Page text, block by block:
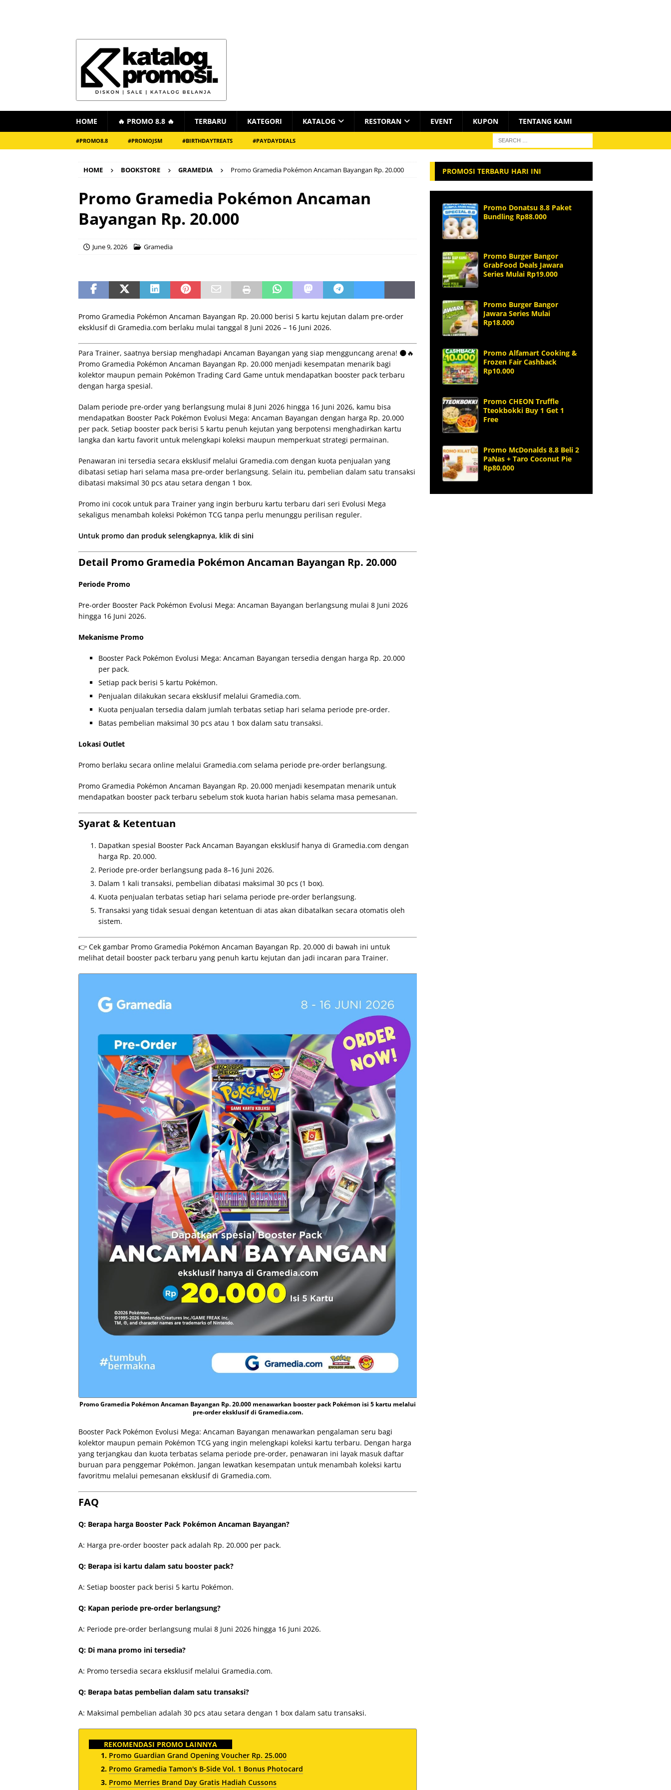
HOME 🔥 PROMO 8.8 🔥 TERBARU KATEGORI KATALOG RESTORAN EVENT KUPON TENTANG KAMI
#PROMO8.8 #PROMOJSM #BIRTHDAYTREATS #PAYDAYDEALS
HOME BOOKSTORE GRAMEDIA Promo Gramedia Pokémon Ancaman Bayangan Rp. 20.000
Promo Gramedia Pokémon Ancaman
Bayangan Rp. 20.000
June 9, 2026 Gramedia
Promo Gramedia Pokémon Ancaman Bayangan Rp. 20.000 berisi 5 kartu kejutan dalam pre-order
eksklusif di Gramedia.com berlaku mulai tanggal 8 Juni 2026 – 16 Juni 2026.
Para Trainer, saatnya bersiap menghadapi Ancaman Bayangan yang siap mengguncang arena! 🌑🔥
Promo Gramedia Pokémon Ancaman Bayangan Rp. 20.000 menjadi kesempatan menarik bagi
kolektor maupun pemain Pokémon Trading Card Game untuk mendapatkan booster pack terbaru
dengan harga spesial.
Dalam periode pre-order yang berlangsung mulai 8 Juni 2026 hingga 16 Juni 2026, kamu bisa
mendapatkan Booster Pack Pokémon Evolusi Mega: Ancaman Bayangan dengan harga Rp. 20.000
per pack. Setiap booster pack berisi 5 kartu penuh kejutan yang berpotensi menghadirkan kartu
langka dan kartu favorit untuk melengkapi koleksi maupun memperkuat strategi permainan.
Penawaran ini tersedia secara eksklusif melalui Gramedia.com dengan kuota penjualan yang
dibatasi setiap hari selama masa pre-order berlangsung. Selain itu, pembelian dalam satu transaksi
dibatasi maksimal 30 pcs atau setara dengan 1 box.
Promo ini cocok untuk para Trainer yang ingin berburu kartu terbaru dari seri Evolusi Mega
sekaligus menambah koleksi Pokémon TCG tanpa perlu menunggu perilisan reguler.
Untuk promo dan produk selengkapnya, klik di sini
Detail Promo Gramedia Pokémon Ancaman Bayangan Rp. 20.000
Periode Promo
Pre-order Booster Pack Pokémon Evolusi Mega: Ancaman Bayangan berlangsung mulai 8 Juni 2026
hingga 16 Juni 2026.
Mekanisme Promo
Booster Pack Pokémon Evolusi Mega: Ancaman Bayangan tersedia dengan harga Rp. 20.000
per pack.
Setiap pack berisi 5 kartu Pokémon.
Penjualan dilakukan secara eksklusif melalui Gramedia.com.
Kuota penjualan tersedia dalam jumlah terbatas setiap hari selama periode pre-order.
Batas pembelian maksimal 30 pcs atau 1 box dalam satu transaksi.
Lokasi Outlet
Promo berlaku secara online melalui Gramedia.com selama periode pre-order berlangsung.
Promo Gramedia Pokémon Ancaman Bayangan Rp. 20.000 menjadi kesempatan menarik untuk
mendapatkan booster pack terbaru sebelum stok kuota harian habis selama masa pemesanan.
Syarat & Ketentuan
Dapatkan spesial Booster Pack Ancaman Bayangan eksklusif hanya di Gramedia.com dengan
harga Rp. 20.000.
Periode pre-order berlangsung pada 8–16 Juni 2026.
Dalam 1 kali transaksi, pembelian dibatasi maksimal 30 pcs (1 box).
Kuota penjualan terbatas setiap hari selama periode pre-order berlangsung.
Transaksi yang tidak sesuai dengan ketentuan di atas akan dibatalkan secara otomatis oleh
sistem.
👉 Cek gambar Promo Gramedia Pokémon Ancaman Bayangan Rp. 20.000 di bawah ini untuk
melihat detail booster pack terbaru yang penuh kartu kejutan dan jadi incaran para Trainer.
Promo Gramedia Pokémon Ancaman Bayangan Rp. 20.000 menawarkan booster pack Pokémon isi 5 kartu melalui
pre-order eksklusif di Gramedia.com.
Booster Pack Pokémon Evolusi Mega: Ancaman Bayangan menawarkan pengalaman seru bagi
kolektor maupun pemain Pokémon TCG yang ingin melengkapi koleksi kartu terbaru. Dengan harga
yang terjangkau dan kuota terbatas selama periode pre-order, penawaran ini layak masuk daftar
buruan para penggemar Pokémon. Jangan lewatkan kesempatan untuk menambah koleksi kartu
favoritmu melalui pemesanan eksklusif di Gramedia.com.
FAQ
Q: Berapa harga Booster Pack Pokémon Ancaman Bayangan?
A: Harga pre-order booster pack adalah Rp. 20.000 per pack.
Q: Berapa isi kartu dalam satu booster pack?
A: Setiap booster pack berisi 5 kartu Pokémon.
Q: Kapan periode pre-order berlangsung?
A: Periode pre-order berlangsung mulai 8 Juni 2026 hingga 16 Juni 2026.
Q: Di mana promo ini tersedia?
A: Promo tersedia secara eksklusif melalui Gramedia.com.
Q: Berapa batas pembelian dalam satu transaksi?
A: Maksimal pembelian adalah 30 pcs atau setara dengan 1 box dalam satu transaksi.
REKOMENDASI PROMO LAINNYA
Promo Guardian Grand Opening Voucher Rp. 25.000
Promo Gramedia Tamon's B-Side Vol. 1 Bonus Photocard
Promo Merries Brand Day Gratis Hadiah Cussons
PROMOSI TERBARU HARI INI
Promo Donatsu 8.8 Paket
Bundling Rp88.000
Promo Burger Bangor
GrabFood Deals Jawara
Series Mulai Rp19.000
Promo Burger Bangor
Jawara Series Mulai
Rp18.000
Promo Alfamart Cooking &
Frozen Fair Cashback
Rp10.000
Promo CHEON Truffle
Tteokbokki Buy 1 Get 1
Free
Promo McDonalds 8.8 Beli 2
PaNas + Taro Coconut Pie
Rp80.000